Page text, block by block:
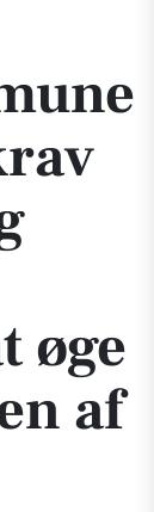
og aflevering af
øge
af